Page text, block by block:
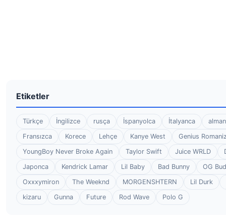
Etiketler
Türkçe İngilizce rusça İspanyolca İtalyanca
Fransızca
Korece Lehçe Kanye West
Genius
YoungBoy Never Broke Again
Taylor Swift Juice WRLD
Japonca
Kendrick Lamar Lil Baby Bad Bunny
OG
Oxxxymiron
The Weeknd MORGENSHTERN
Lil Durk
kizaru
Gunna Future Rod Wave Polo G